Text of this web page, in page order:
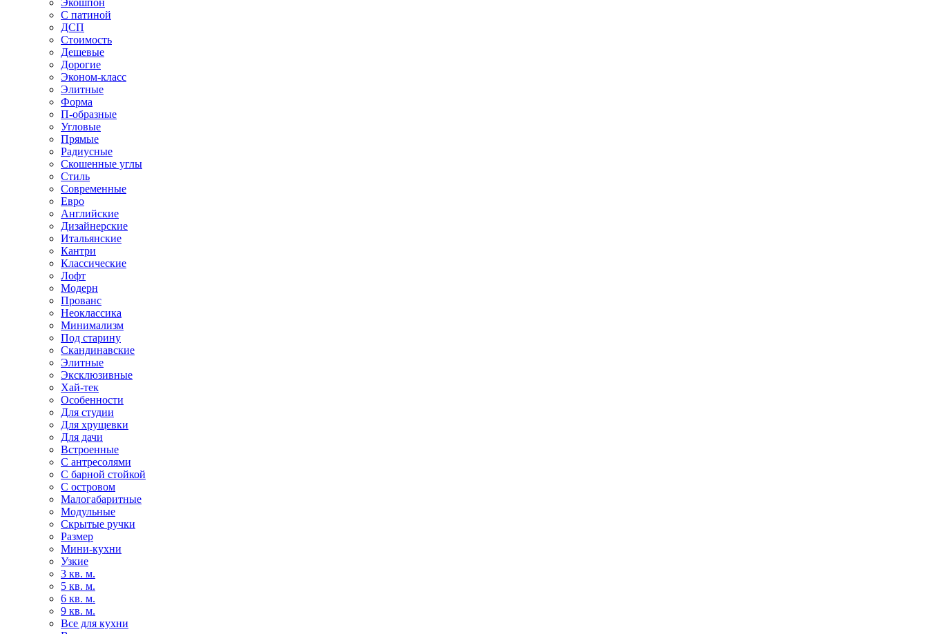
С патиной
ДСП
Стоимость
Дешевые
Дорогие
Эконом-класс
Элитные
Форма
П-образные
Угловые
Прямые
Радиусные
Скошенные углы
Стиль
Современные
Евро
Английские
Дизайнерские
Итальянские
Кантри
Классические
Лофт
Модерн
Прованс
Неоклассика
Минимализм
Под старину
Скандинавские
Элитные
Эксклюзивные
Хай-тек
Особенности
Для студии
Для хрущевки
Для дачи
Встроенные
С антресолями
С барной стойкой
С островом
Малогабаритные
Модульные
Скрытые ручки
Размер
Мини-кухни
Узкие
3 кв. м.
5 кв. м.
6 кв. м.
9 кв. м.
Все для кухни